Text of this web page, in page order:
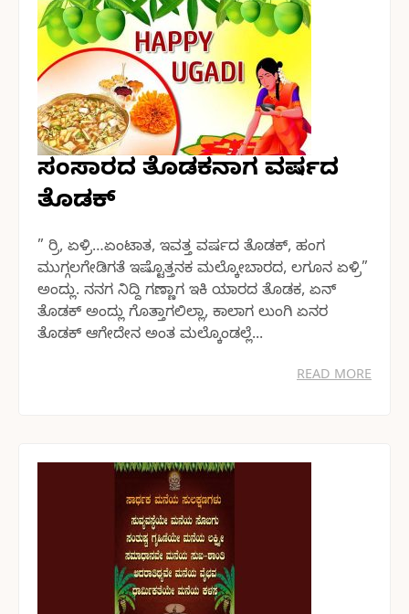
ಸಂಸಾರದ ತೊಡಕನಾಗ ವರ್ಷದ
ತೊಡಕ್
” ರ್ರಿ, ಏಳ್ರಿ…ಏಂಟಾತ, ಇವತ್ತ ವರ್ಷದ ತೊಡಕ್, ಹಂಗ
ಮುಗ್ಗಲಗೇಡಿಗತೆ ಇಷ್ಟೊತ್ತನಕ ಮಲ್ಕೋಬಾರದ, ಲಗೂನ ಏಳ್ರಿ”
ಅಂದ್ಲು. ನನಗ ನಿದ್ದಿ ಗಣ್ಣಾಗ ಇಕಿ ಯಾರದ ತೊಡಕ, ಏನ್
ತೊಡಕ್ ಅಂದ್ಲು ಗೊತ್ತಾಗಲಿಲ್ಲಾ, ಕಾಲಾಗ ಲುಂಗಿ ಏನರ
ತೊಡಕ್ ಆಗೇದೇನ ಅಂತ ಮಲ್ಕೊಂಡಲ್ಲೆ...
READ MORE